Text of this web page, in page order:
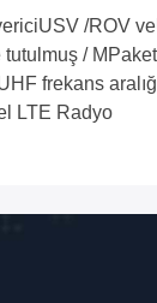
USV /ROV ve
tutulmuş / M
frekans
LTE Radyo